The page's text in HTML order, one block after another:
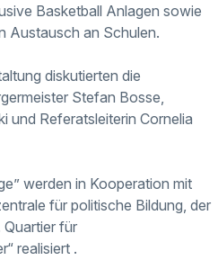
Basketball Anlagen sowie
Austausch an Schulen.
diskutierten die
Stefan Bosse,
und Referatsleiterin Cornelia
werden in Kooperation mit
für politische Bildung, der
Quartier für
realisiert .